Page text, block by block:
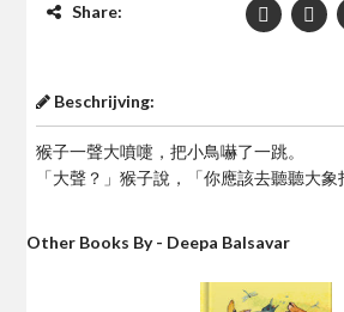
Share:
Beschrijving:
猴子一聲大噴嚏，把小鳥嚇了一跳。
「大聲？」猴子說，「你應該去聽聽大象
Other Books By - Deepa Balsavar